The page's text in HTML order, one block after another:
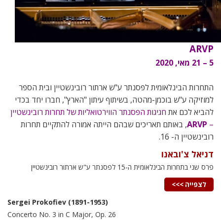
ARVP
5 – 21 מאי, 2020
התחרות הבינלאומית לפסנתר ע"ש ארתור רובינשטיין ובית הספר
למוזיקה ע"ש בוכמן-מהטה, בשיתוף עיתון "הארץ", חברו יחד בכדי
להביא לכם את חגיגות הפסנתר הווירטואליות של תחרות רובינשטיין
–
ARVP, באותם תאריכים שבהם הייתה אמורה להתקיים תחרות
רובינשטיין ה- 16.
דניאל צ'ובאנו
פרס שני בתחרות הבינלאומית ה-15 לפסנתר ע"ש ארתור רובינשטיין
לצפייה >>>
Sergei Prokofiev (1891-1953)
Concerto No. 3 in C Major, Op. 26